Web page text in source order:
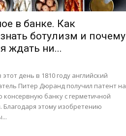
в банке. Как
ботулизм и почему
ждать ни...
день в 1810 году английский
Питер Дюранд получил патент на
консервную банку с герметичной
Благодаря этому изобретению